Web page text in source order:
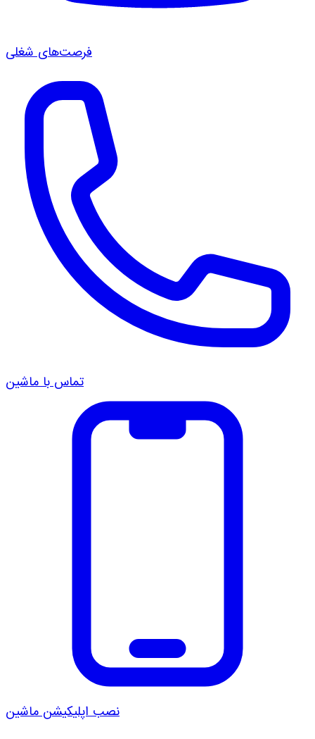
فرصت‌های شغلی
تماس با ماشین
نصب اپلیکیشن ماشین